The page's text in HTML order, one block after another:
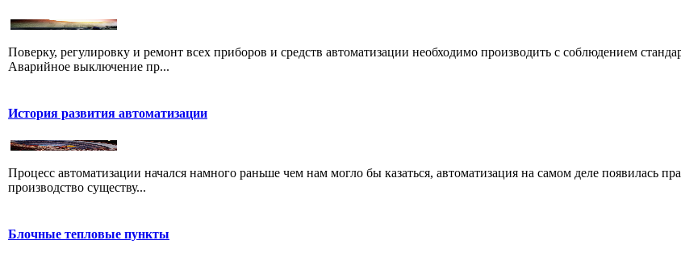
Поверку, регулировку и ремонт всех приборов и средств автоматизации необходимо производить с соблюдением
Аварийное выключение пр...
История развития автоматизации
Процесс автоматизации начался намного раньше чем нам могло бы казаться, автоматизация на самом деле появилась
производство существу...
Блочные тепловые пункты